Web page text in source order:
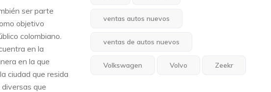
ser parte
objetivo
colombiano.
en la
en la que
ciudad que resida
que
ventas autos nuevos
ventas de autos nuevos
Volkswagen Volvo Zeekr